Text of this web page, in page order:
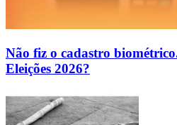
Não fiz o cadastro
Eleições 2026?